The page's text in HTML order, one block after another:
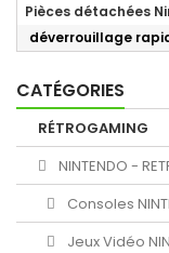
Pièces détachées
déverrouillage
CATÉGORIES
RÉTROGAMING
NINTENDO -
Consoles
Jeux Vidéo